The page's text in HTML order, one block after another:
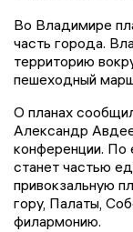
Во Владимире
часть города.
территорию
пешеходный
О планах
Александр
конференции. По
станет частью
привокзальную
гору, Палаты,
филармонию.